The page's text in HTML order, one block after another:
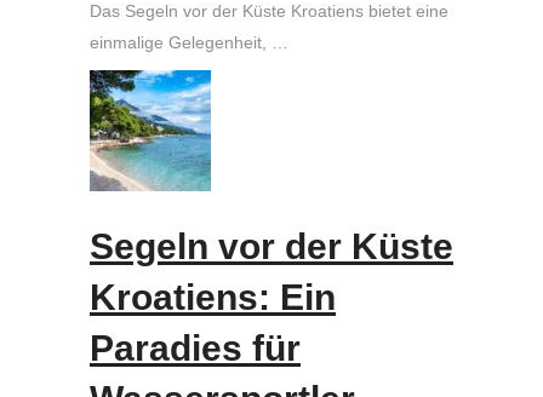
Das Segeln vor der Küste Kroatiens bietet eine
einmalige Gelegenheit, …
Segeln vor der Küste
Kroatiens: Ein
Paradies für